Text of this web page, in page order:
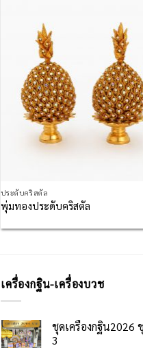
ประดับคริสตัล
พุ่มทองประดับคริสตัล
เครื่องกฐิน-เครื่องบวช
ชุดเครื่องกฐิน2026
3